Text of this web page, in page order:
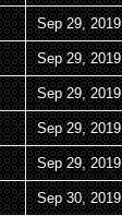
Sep 29, 2019
Sep 29, 2019
Sep 29, 2019
Sep 29, 2019
Sep 29, 2019
Sep 30, 2019